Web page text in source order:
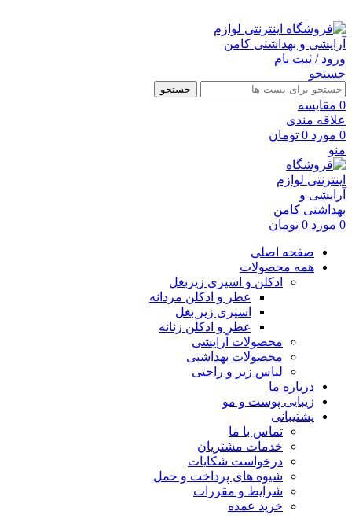
ورود / ثبت نام
جستجو
جستجو
0 مقايسه
علاقه مندی
0 مورد 0 تومان
منو
0 مورد 0 تومان
صفحه اصلی
همه محصولات
ادکلن و اسپری زیربغل
عطر و ادکلن مردانه
اسپری زیر بغل
عطر و ادکلن زنانه
محصولات آرایشی
محصولات بهداشتی
لباس زیر و راحتی
درباره ما
زیبایی پوست و مو
پشتیبانی
تماس با ما
خدمات مشتریان
درخواست شکایات
شیوه های پرداخت و حمل
شرایط و مقررات
خرید عمده